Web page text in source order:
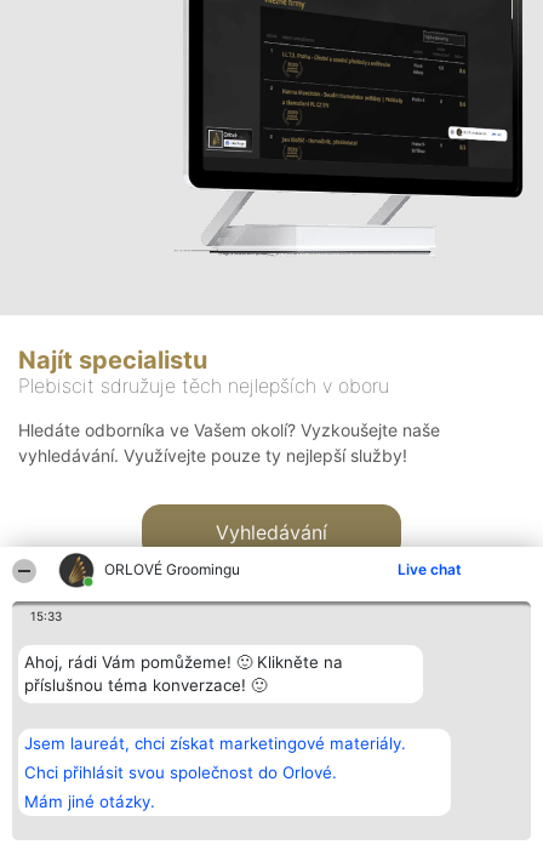
ORLOVÉ Groomingu Live chat
15:33
Ahoj, rádi Vám pomůžeme! 🙂 Klikněte na
příslušnou téma konverzace! 🙂
Jsem laureát, chci získat marketingové materiály.
Chci přihlásit svou společnost do Orlové.
Mám jiné otázky.
Najít specialistu
Plebiscit sdružuje těch nejlepších v oboru
Hledáte odborníka ve Vašem okolí? Vyzkoušejte naše
vyhledávání. Využívejte pouze ty nejlepší služby!
Vyhledávání
Bright Side Solutions sp. z o.
o. sp. k.
ul. Ruska 22
Wrocław 50-079
KRS 0000749100 | Regon
381313360 | NIP 8943132676
Vítězové
Seznam všech
laureátů
Zásady
Zásady
Kontakt